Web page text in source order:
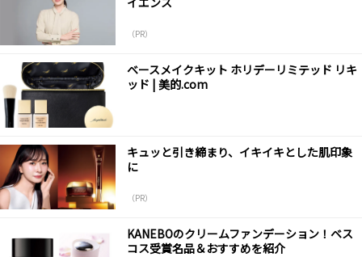
（PR）
ベースメイクキット ホリデーリミテッド リキ
ッド | 美的.com
キュッと引き締まり、イキイキとした肌印象
に
（PR）
KANEBOのクリームファンデーション！ベス
コス受賞名品＆おすすめを紹介